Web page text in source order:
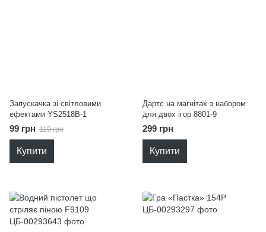
Запускачка зі світловими
ефектами YS2518B-1
99 грн 119 грн
Купити
Дартс на магнітах з набором
для двох ігор 8801-9
299 грн
Купити